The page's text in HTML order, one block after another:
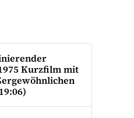
Kurzfilm mit